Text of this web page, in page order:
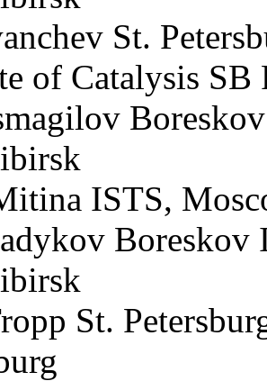
St.
of Catalysis SB
ISTS,
Boreskov
St.